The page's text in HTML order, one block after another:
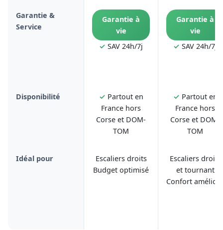
Garantie &
Service
Garantie à
vie
✓ SAV 24h/7j
Garantie à
vie
✓ SAV 24h/7j
Disponibilité ✓ Partout en
France hors
Corse et DOM-
TOM
✓ Partout en
France hors
Corse et DOM-
TOM
Idéal pour
Escaliers droits
Budget optimisé
Escaliers droits
et tournant
Confort